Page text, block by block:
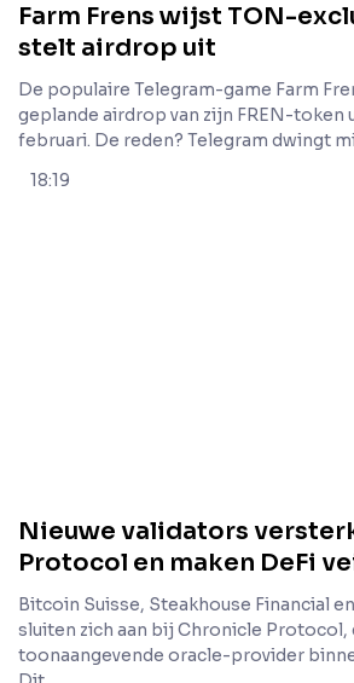
Farm Frens wijst TON-
stelt airdrop uit
De populaire Telegram-game Farm
geplande airdrop van zijn FREN-
februari. De reden? Telegram dwingt
18:19
Nieuwe validators
Protocol en maken DeFi
Bitcoin Suisse, Steakhouse Financial
sluiten zich aan bij Chronicle Protocol,
toonaangevende oracle-provider